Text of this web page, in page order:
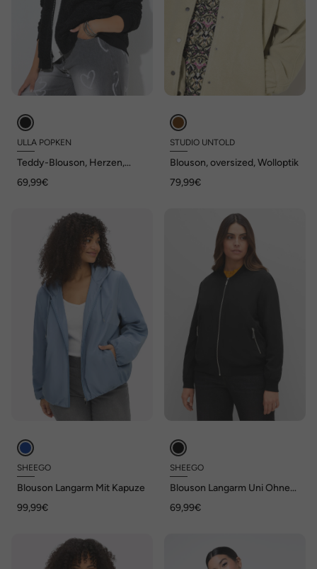
ULLA POPKEN
Teddy-Blouson, Herzen,
69,99€
STUDIO UNTOLD
Blouson, oversized, Wolloptik
79,99€
SHEEGO
Blouson Langarm Mit Kapuze
99,99€
SHEEGO
Blouson Langarm Uni Ohne
69,99€